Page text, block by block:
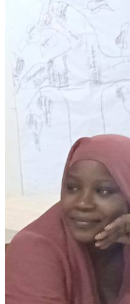
Development
Programmes
Notre Quotidien
Activités au
Nous intervenons sur
développement équitable
comment nous agissons